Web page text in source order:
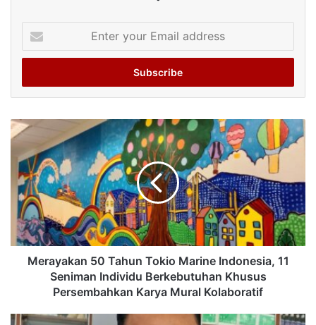
your
Email
Merayakan 50 Tahun Tokio Marine Indonesia, 11
Seniman Individu Berkebutuhan Khusus
Persembahkan Karya Mural Kolaboratif